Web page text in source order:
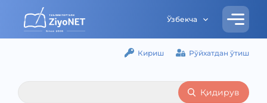
Ўзбекча
Кириш Рўйхатдан ўтиш
Қидирув